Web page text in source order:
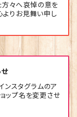
方々へ哀悼の意を
よりお見舞い申し
せ
ンスタグラムのア
ップ名を変更させ